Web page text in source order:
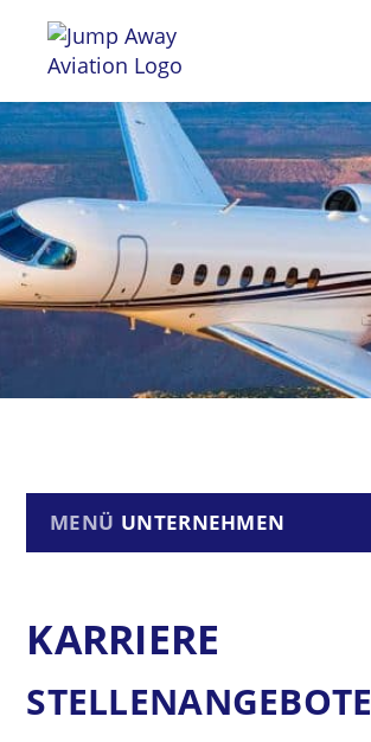
UNTERNEHMEN
KARRIERE
STELLENANGEBOTE